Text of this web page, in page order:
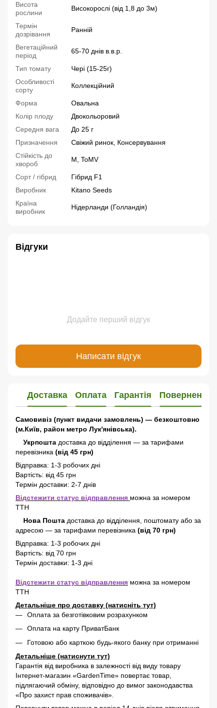
Висота
рослини
Високорослі (від 1,8 до 3м)
Термін
дозрівання
Ранній
Вегетаційний
період
65-70 днів в.в.р.
Тип томату
Чері (15-25г)
Особливості
сорту
Коллекційний
Форма
Овальна
Колір плоду
Двокольоровий
Середня вага
До 25 г
Призначення
Свіжий ринок, Консервування
Стійкість до
хвороб
M, ToMV
Сорт / гібрид
Гібрид F1
Виробник
Kitano Seeds
Країна
виробник
Нідерланди (Голландія)
Відгуки
Додайте перший відгук
Написати відгук
Доставка Оплата Гарантія Повернення
Самовивіз (пункт видачи замовлень) — безкоштовно
(м.Київ, район метро Лук'янівська).
Укрпошта доставка до відділення — за тарифами
перевізника (від 45 грн)
Відправка: 1-3 робочих дні
Вартість: від 45 грн
Термін доставки: 2-7 днів
Відстежити статус відправлення можна за номером
ТТН
Нова Пошта доставка до відділення, поштомату або за
адресою — за тарифами перевізника (від 70 грн)
Відправка: 1-3 робочих дні
Вартість: від 70 грн
Термін доставки: 1-3 дні
Відстежити статус відправлення можна за номером
ТТН
Детальніше про доставку (натисніть тут)
Оплата за безготівковим розрахунком
Оплата на карту ПриватБанк
Готовою або карткою будь-якого банку при отриманні
Детальніше (натиснути тут)
Гарантія від виробника в залежності від виду товару
Інтернет-магазин «GardenTime» повертає товар,
підлягаючий обміну, відповідно до вимог законодавства
«Про захист прав споживачів».